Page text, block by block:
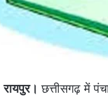
रायपुर। छत्तीसगढ़ में